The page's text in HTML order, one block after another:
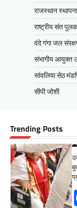
राजस्थान
राष्ट्रीय संत
वंदे गंगा जल
संभागीय आयुक्त
सांवलिया सेठ
सीपी जोशी
Trending Posts